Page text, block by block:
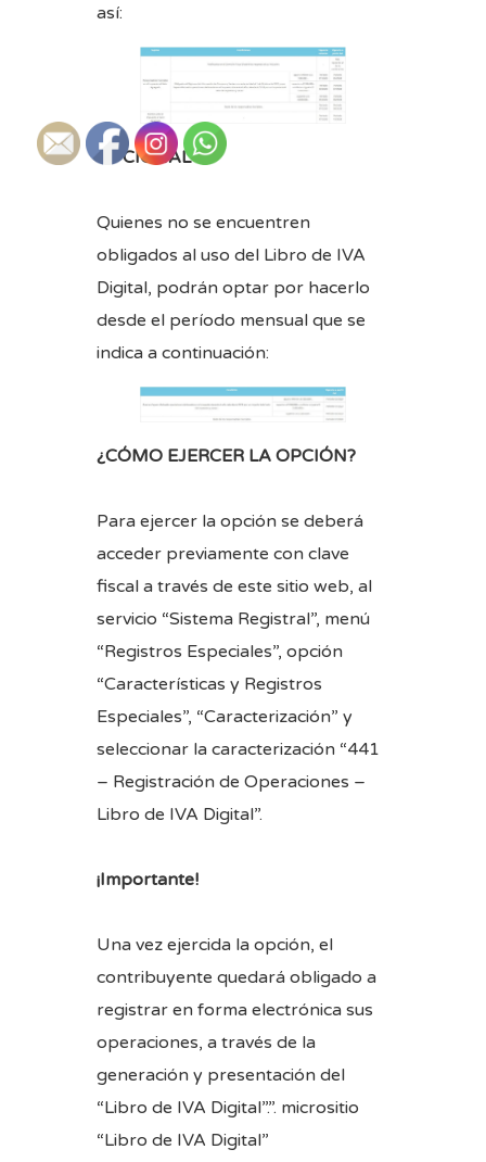
así:
OPCIONAL
Quienes no se encuentren
obligados al uso del Libro de IVA
Digital, podrán optar por hacerlo
desde el período mensual que se
indica a continuación:
¿CÓMO EJERCER LA OPCIÓN?
Para ejercer la opción se deberá
acceder previamente con clave
fiscal a través de este sitio web, al
servicio “Sistema Registral”, menú
“Registros Especiales”, opción
“Características y Registros
Especiales”, “Caracterización” y
seleccionar la caracterización “441
– Registración de Operaciones –
Libro de IVA Digital”.
¡Importante!
Una vez ejercida la opción, el
contribuyente quedará obligado a
registrar en forma electrónica sus
operaciones, a través de la
generación y presentación del
“Libro de IVA Digital”.”. micrositio
“Libro de IVA Digital”